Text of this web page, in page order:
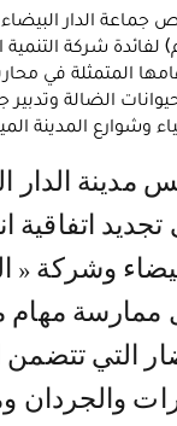
سنتيم) لفائدة شركة
المتمثلة في
الضالة وتدبير
وشوارع المدينة
اتفاقية
وشركة «
ممارسة مهام
التي تتضمن
والجردان